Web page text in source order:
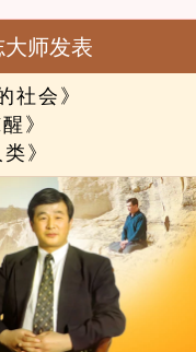
师发表
社会》
》
》